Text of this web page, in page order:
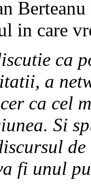
Berteanu
in care
ca
a
ca cel
Si
fi unul